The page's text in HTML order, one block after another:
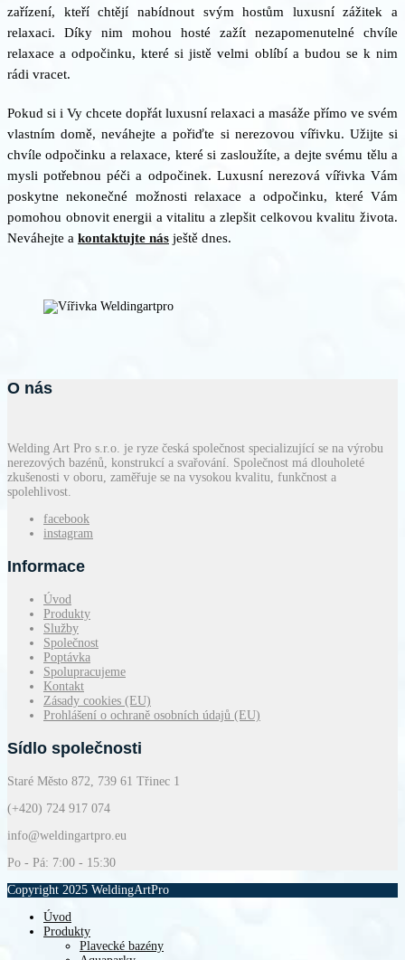
zařízení, kteří chtějí nabídnout svým hostům luxusní zážitek a
relaxaci. Díky nim mohou hosté zažít nezapomenutelné chvíle
relaxace a odpočinku, které si jistě velmi oblíbí a budou se k nim
rádi vracet.
Pokud si i Vy chcete dopřát luxusní relaxaci a masáže přímo ve svém
vlastním domě, neváhejte a pořiďte si nerezovou vířivku. Užijte si
chvíle odpočinku a relaxace, které si zasloužíte, a dejte svému tělu a
mysli potřebnou péči a odpočinek. Luxusní nerezová vířivka Vám
poskytne nekonečné možnosti relaxace a odpočinku, které Vám
pomohou obnovit energii a vitalitu a zlepšit celkovou kvalitu života.
Neváhejte a kontaktujte nás ještě dnes.
O nás
Welding Art Pro s.r.o. je ryze česká společnost specializující se na výrobu
nerezových bazénů, konstrukcí a svařování. Společnost má dlouholeté
zkušenosti v oboru, zaměřuje se na vysokou kvalitu, funkčnost a
spolehlivost.
facebook
instagram
Informace
Úvod
Produkty
Služby
Společnost
Poptávka
Spolupracujeme
Kontakt
Zásady cookies (EU)
Prohlášení o ochraně osobních údajů (EU)
Sídlo společnosti
Staré Město 872, 739 61 Třinec 1
(+420) 724 917 074
info@weldingartpro.eu
Po - Pá: 7:00 - 15:30
Copyright 2025 WeldingArtPro
Úvod
Produkty
Plavecké bazény